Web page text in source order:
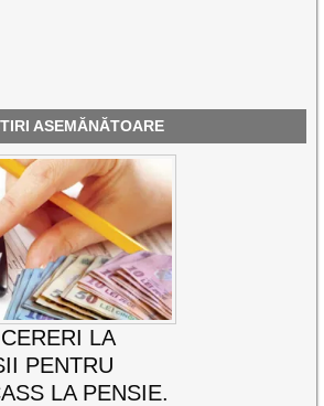
ASEMĂNĂTOARE
LA
PENTRU
LA PENSIE.